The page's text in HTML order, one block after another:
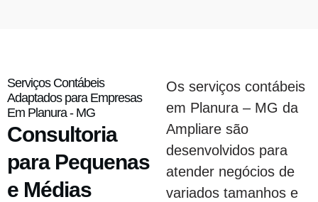
Serviços Contábeis
Adaptados para Empresas
Em Planura - MG
Consultoria
para Pequenas
e Médias
Os serviços contábeis
em Planura – MG da
Ampliare são
desenvolvidos para
atender negócios de
variados tamanhos e